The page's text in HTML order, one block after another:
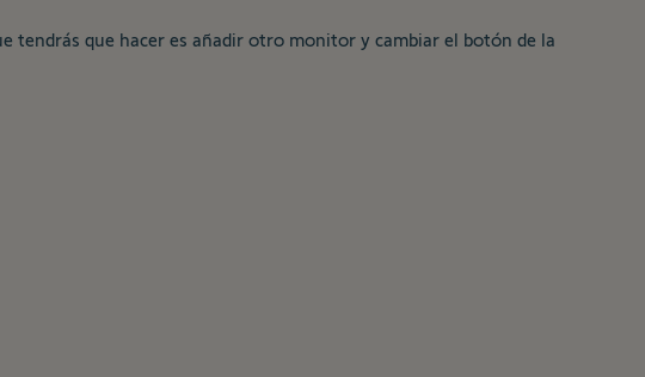
tendrás que hacer es añadir otro monitor y cambiar el botón de la